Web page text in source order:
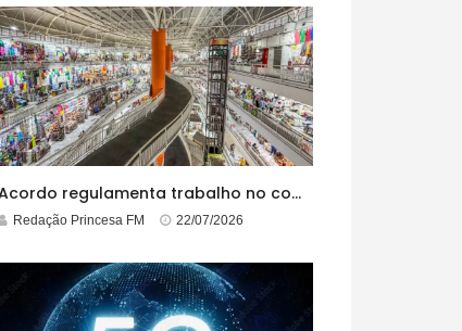
Acordo regulamenta trabalho no comércio em feriados
Redação Princesa FM 22/07/2026